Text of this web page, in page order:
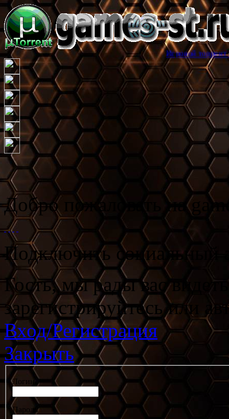
Игровой торрент трекер
Добро пожаловать на
Подключить социальный
Гость, мы рады вас
зарегистрируйтесь или
Вход/Регистрация
Закрыть
Логин
Пароль